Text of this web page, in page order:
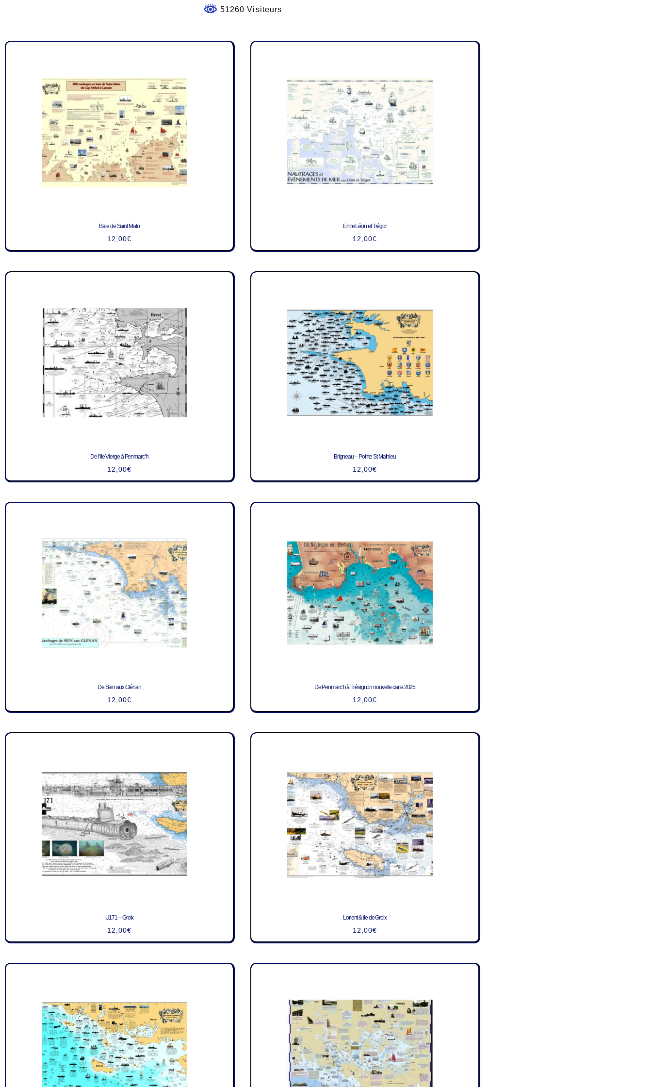
51260 Visiteurs
Baie de Saint Malo
12,00€
Entre Léon et Trégor
12,00€
De l’île Vierge à Penmarc’h
12,00€
Brigneau – Pointe St Mathieu
12,00€
De Sein aux Glénan
12,00€
De Penmarc’h à Trévignon nouvelle carte 2025
12,00€
U171 – Groix
12,00€
Lorient & île de Groix
12,00€